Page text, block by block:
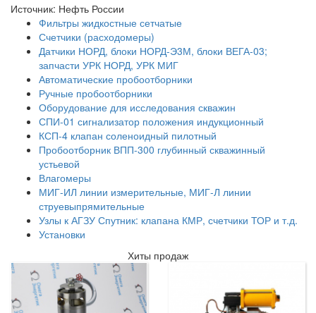
Источник: Нефть России
Фильтры жидкостные сетчатые
Счетчики (расходомеры)
Датчики НОРД, блоки НОРД-Э3М, блоки ВЕГА-03;
запчасти УРК НОРД, УРК МИГ
Автоматические пробоотборники
Ручные пробоотборники
Оборудование для исследования скважин
СПИ-01 сигнализатор положения индукционный
КСП-4 клапан соленоидный пилотный
Пробоотборник ВПП-300 глубинный скважинный
устьевой
Влагомеры
МИГ-ИЛ линии измерительные, МИГ-Л линии
струевыпрямительные
Узлы к АГЗУ Спутник: клапана КМР, счетчики ТОР и т.д.
Установки
Хиты продаж